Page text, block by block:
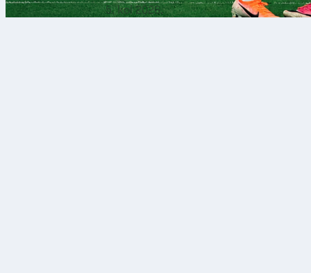
5. kol 2026.